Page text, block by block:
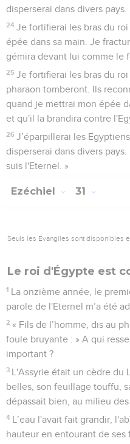
disperserai dans divers pays.
24 Je fortifierai les bras du
épée dans sa main. Je
gémira devant lui comme le
25 Je fortifierai les bras du
pharaon tomberont. Ils
quand je mettrai mon épée
et qu'il la brandira contre
26 J’éparpillerai les
disperserai dans divers
suis l'Eternel. »
Ezéchiel 31
Seuls les Évangiles sont disponibles
Le roi d'Égypte est
1 La onzième année, le
parole de l'Eternel m’a été
2 « Fils de l’homme, dis au
foule bruyante : » A qui
important ?
3 L'Assyrie était un cèdre du
belles, son feuillage touffu,
dépassait bien, au milieu des
4 L’eau l'avait fait grandir,
hauteur en entourant de